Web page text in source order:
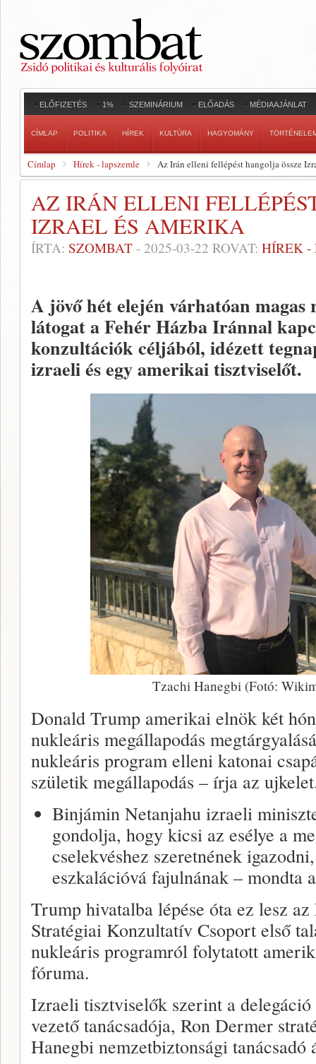
ELŐFIZETÉS 1% SZEMINÁRIUM ELŐADÁS MÉDIAAJÁNLAT
CÍMLAP POLITIKA HÍREK KULTÚRA HAGYOMÁNY
Címlap Hírek - lapszemle Az Irán elleni fellépést hangolja össze
AZ IRÁN ELLENI
IZRAEL ÉS AMERIKA
ÍRTA: SZOMBAT - 2025-03-22 ROVAT: HÍREK -
A jövő hét elején várhatóan
látogat a Fehér Házba Iránnal
konzultációk céljából, idézett
izraeli és egy amerikai tisztviselőt.
Tzachi Hanegbi (Fotó:
Donald Trump amerikai elnök két
nukleáris megállapodás
nukleáris program elleni katonai
születik megállapodás – írja az
Binjámin Netanjahu izraeli
gondolja, hogy kicsi az esélye a
cselekvéshez szeretnének
eszkalációvá fajulnának –
Trump hivatalba lépése óta ez lesz
Stratégiai Konzultatív Csoport első
nukleáris programról folytatott
fóruma.
Izraeli tisztviselők szerint a
vezető tanácsadója, Ron Dermer
Hanegbi nemzetbiztonsági tanácsadó